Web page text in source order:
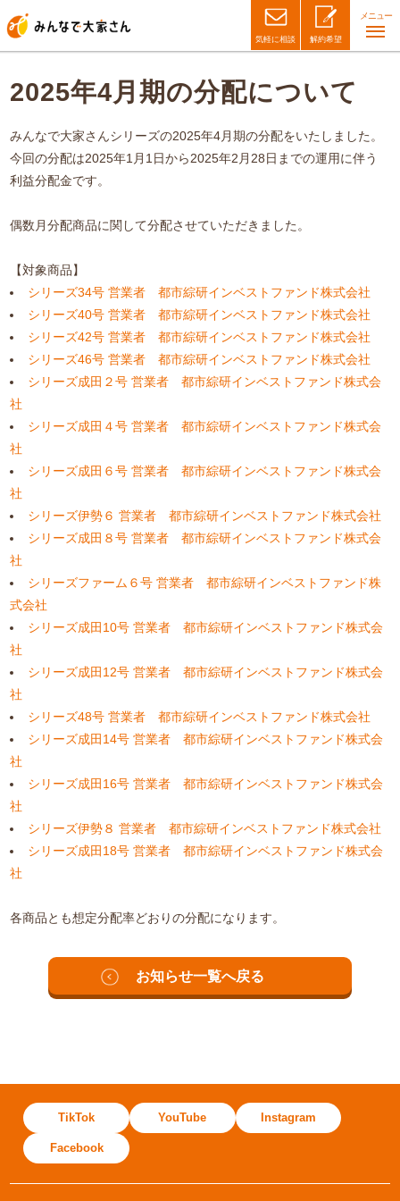
気軽に相談 解約希望
メニュー
2025年4月期の分配について
みんなで大家さんシリーズの2025年4月期の分配をいたしました。
今回の分配は2025年1月1日から2025年2月28日までの運用に伴う
利益分配金です。
偶数月分配商品に関して分配させていただきました。
【対象商品】
シリーズ34号 営業者 都市綜研インベストファンド株式会社
シリーズ40号 営業者 都市綜研インベストファンド株式会社
シリーズ42号 営業者 都市綜研インベストファンド株式会社
シリーズ46号 営業者 都市綜研インベストファンド株式会社
シリーズ成田２号 営業者 都市綜研インベストファンド株式会
社
シリーズ成田４号 営業者 都市綜研インベストファンド株式会
社
シリーズ成田６号 営業者 都市綜研インベストファンド株式会
社
シリーズ伊勢６ 営業者 都市綜研インベストファンド株式会社
シリーズ成田８号 営業者 都市綜研インベストファンド株式会
社
シリーズファーム６号 営業者 都市綜研インベストファンド株
式会社
シリーズ成田10号 営業者 都市綜研インベストファンド株式会
社
シリーズ成田12号 営業者 都市綜研インベストファンド株式会
社
シリーズ48号 営業者 都市綜研インベストファンド株式会社
シリーズ成田14号 営業者 都市綜研インベストファンド株式会
社
シリーズ成田16号 営業者 都市綜研インベストファンド株式会
社
シリーズ伊勢８ 営業者 都市綜研インベストファンド株式会社
シリーズ成田18号 営業者 都市綜研インベストファンド株式会
社
各商品とも想定分配率どおりの分配になります。
お知らせ一覧へ戻る
TikTok YouTube Instagram
Facebook